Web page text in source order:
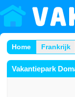
Home Frankrijk
Vakantiepark